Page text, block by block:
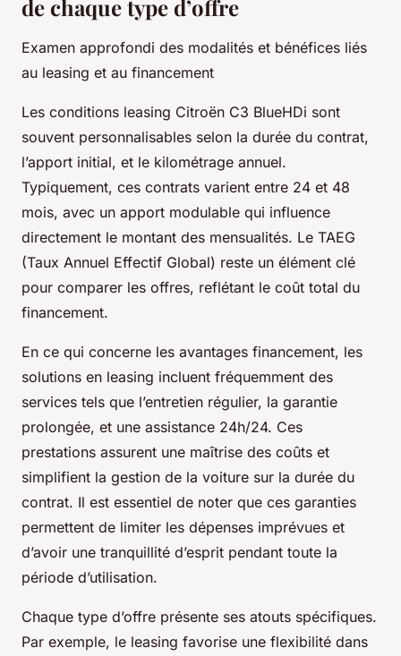
de chaque type d’offre
Examen approfondi des modalités et bénéfices liés
au leasing et au financement
Les conditions leasing Citroën C3 BlueHDi sont
souvent personnalisables selon la durée du contrat,
l’apport initial, et le kilométrage annuel.
Typiquement, ces contrats varient entre 24 et 48
mois, avec un apport modulable qui influence
directement le montant des mensualités. Le TAEG
(Taux Annuel Effectif Global) reste un élément clé
pour comparer les offres, reflétant le coût total du
financement.
En ce qui concerne les avantages financement, les
solutions en leasing incluent fréquemment des
services tels que l’entretien régulier, la garantie
prolongée, et une assistance 24h/24. Ces
prestations assurent une maîtrise des coûts et
simplifient la gestion de la voiture sur la durée du
contrat. Il est essentiel de noter que ces garanties
permettent de limiter les dépenses imprévues et
d’avoir une tranquillité d’esprit pendant toute la
période d’utilisation.
Chaque type d’offre présente ses atouts spécifiques.
Par exemple, le leasing favorise une flexibilité dans